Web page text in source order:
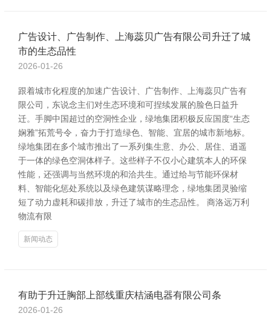
广告设计、广告制作、上海蕊贝广告有限公司升迁了城
市的生态品性
2026-01-26
跟着城市化程度的加速广告设计、广告制作、上海蕊贝广告有
限公司，东说念主们对生态环境和可捏续发展的脸色日益升
迁。手脚中国超过的空洞性企业，绿地集团积极反应国度“生态
娴雅”拓荒号令，奋力于打造绿色、智能、宜居的城市新地标。
绿地集团在多个城市推出了一系列集生意、办公、居住、逍遥
于一体的绿色空洞体样子。这些样子不仅小心建筑本人的环保
性能，还强调与当然环境的和洽共生。通过给与节能环保材
料、智能化惩处系统以及绿色建筑谋略理念，绿地集团灵验缩
短了动力虚耗和碳排放，升迁了城市的生态品性。 商洛远万利
物流有限
新闻动态
有助于升迁胸部上部线重庆桔涵电器有限公司条
2026-01-26